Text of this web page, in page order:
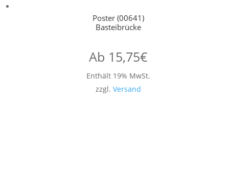
Poster (00641)
Basteibrücke
Ab 15,75€
Enthält 19% MwSt.
zzgl. Versand